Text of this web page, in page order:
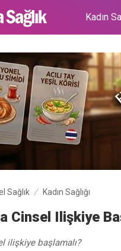
Kadın
Sağlık Kadın Sağlığı
Cinsel Ilişkiye
ilişkiye başlamalı?